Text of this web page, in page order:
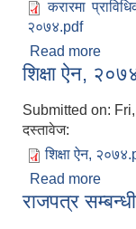
करारमा
२०७४.pdf
Read more
शिक्षा ऐन,
Submitted on:
दस्तावेज:
शिक्षा ऐन,
Read more
राजपत्र